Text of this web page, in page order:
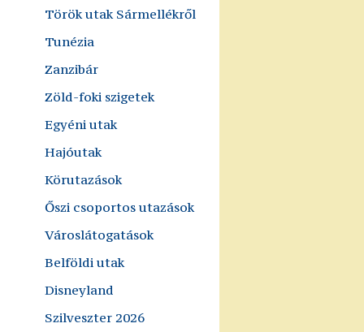
Török utak Sármellékről
Tunézia
Zanzibár
Zöld-foki szigetek
Egyéni utak
Hajóutak
Körutazások
Őszi csoportos utazások
Városlátogatások
Belföldi utak
Disneyland
Szilveszter 2026